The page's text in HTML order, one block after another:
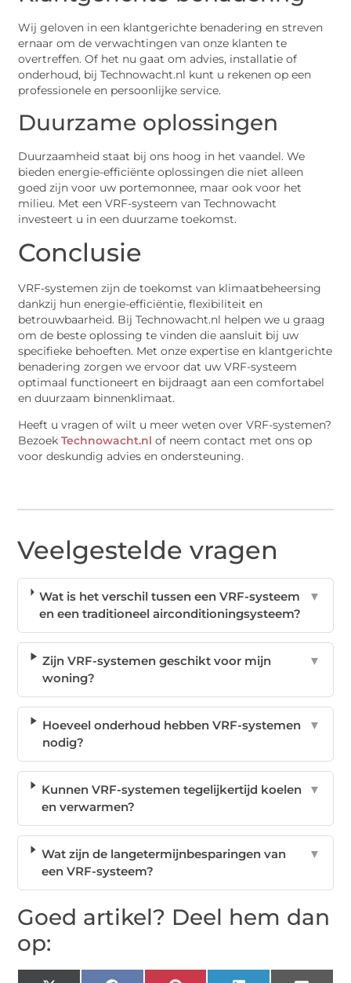
Wij geloven in een klantgerichte benadering en streven
ernaar om de verwachtingen van onze klanten te
overtreffen. Of het nu gaat om advies, installatie of
onderhoud, bij Technowacht.nl kunt u rekenen op een
professionele en persoonlijke service.
Duurzame oplossingen
Duurzaamheid staat bij ons hoog in het vaandel. We
bieden energie-efficiënte oplossingen die niet alleen
goed zijn voor uw portemonnee, maar ook voor het
milieu. Met een VRF-systeem van Technowacht
investeert u in een duurzame toekomst.
Conclusie
VRF-systemen zijn de toekomst van klimaatbeheersing
dankzij hun energie-efficiëntie, flexibiliteit en
betrouwbaarheid. Bij Technowacht.nl helpen we u graag
om de beste oplossing te vinden die aansluit bij uw
specifieke behoeften. Met onze expertise en klantgerichte
benadering zorgen we ervoor dat uw VRF-systeem
optimaal functioneert en bijdraagt aan een comfortabel
en duurzaam binnenklimaat.
Heeft u vragen of wilt u meer weten over VRF-systemen?
BezoekTechnowacht.nl of neem contact met ons op
voor deskundig advies en ondersteuning.
Veelgestelde vragen
Wat is het verschil tussen een VRF-systeem
en een traditioneel airconditioningsysteem?
▼
Zijn VRF-systemen geschikt voor mijn
woning?
▼
Hoeveel onderhoud hebben VRF-systemen
nodig?
▼
Kunnen VRF-systemen tegelijkertijd koelen
en verwarmen?
▼
Wat zijn de langetermijnbesparingen van
een VRF-systeem?
▼
Goed artikel? Deel hem dan
op: